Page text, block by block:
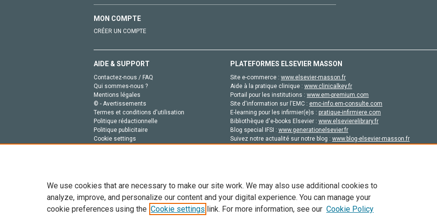
MON COMPTE
CRÉER UN COMPTE
AIDE & SUPPORT
Contactez-nous / FAQ
Qui sommes-nous ?
Mentions légales
© - Avertissements
Termes et conditions d'utilisation
Politique rédactionnelle
Politique publicitaire
Cookie settings
PLATEFORMES ELSEVIER MASSON
Site e-commerce : www.elsevier-masson.fr
Aide à la pratique clinique : www.clinicalkey.fr
Portail pour les institutions : www.em-premium.com
Site d'information sur l'EMC : emc-info.em-consulte.com
E-learning pour les infirmier(e)s : pratique-infirmiere.com
Bibliothèque d'e-books Elsevier : www.elsevierelibrary.fr
Blog special IFSI : www.generationelsevier.fr
Suivez notre actualité sur notre blog : www.blog-elsevier-masson.fr
Tout le contenu de ce site: Copyright © 2026 Elsevier, ses concédants de licence et ses contributeurs. Tout les droits sont réservés,
We use cookies that are necessary to make our site work. We may also use additional cookies to
analyze, improve, and personalize our content and your digital experience. You can manage your
cookie preferences using the Cookie settings link. For more information, see our Cookie Policy